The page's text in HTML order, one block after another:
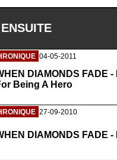
04-05-2011
DIAMONDS FADE
Being A Hero
27-09-2010
DIAMONDS FADE -